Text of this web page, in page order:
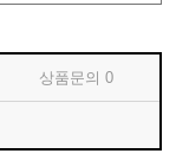
상품문의0